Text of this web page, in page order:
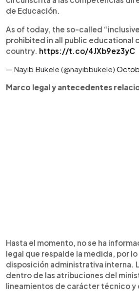
de Educación.
As of today, the so-called
prohibited in all public educational
country. https://t.co/4JXb9ez3yC
— Nayib Bukele (@nayibbukele)
Marco legal y antecedentes
Hasta el momento, no se ha
legal que respalde la medida, por
disposición administrativa interna.
dentro de las atribuciones del
lineamientos de carácter técnico y